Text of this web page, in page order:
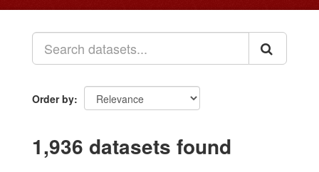
Order by
1,936 datasets found